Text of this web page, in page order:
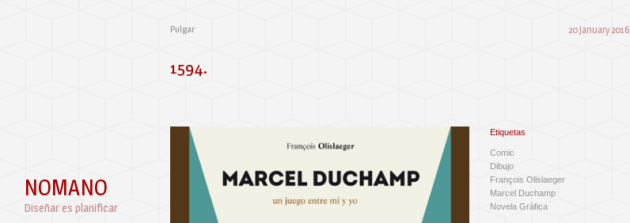
NOMANO
Diseñar es planificar
Pulgar 20 January 2016
1594.
Etiquetas
Comic
Dibujo
François Olislaeger
Marcel Duchamp
Novela Gráfica